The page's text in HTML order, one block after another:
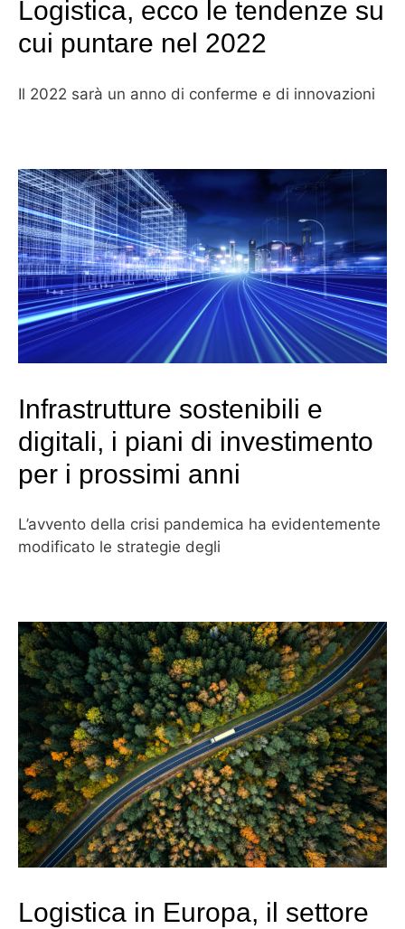
Logistica, ecco le tendenze su
cui puntare nel 2022
Il 2022 sarà un anno di conferme e di innovazioni
Infrastrutture sostenibili e
digitali, i piani di investimento
per i prossimi anni
L’avvento della crisi pandemica ha evidentemente
modificato le strategie degli
Logistica in Europa, il settore